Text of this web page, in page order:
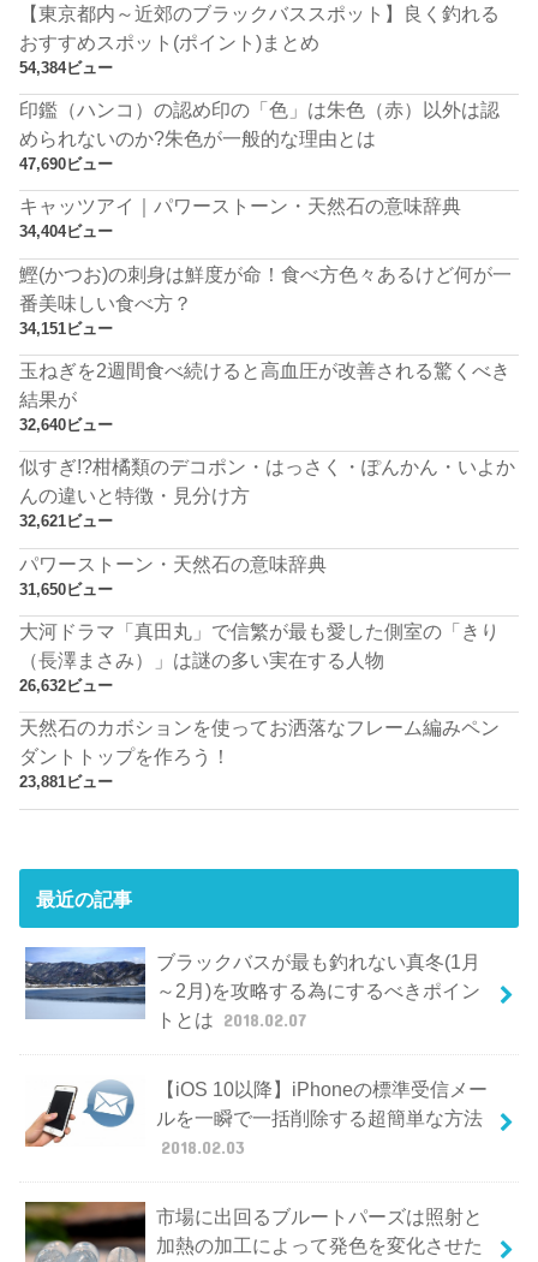
【東京都内～近郊のブラックバススポット】良く釣れる
おすすめスポット(ポイント)まとめ
54,384ビュー
印鑑（ハンコ）の認め印の「色」は朱色（赤）以外は認
められないのか?朱色が一般的な理由とは
47,690ビュー
キャッツアイ｜パワーストーン・天然石の意味辞典
34,404ビュー
鰹(かつお)の刺身は鮮度が命！食べ方色々あるけど何が一
番美味しい食べ方？
34,151ビュー
玉ねぎを2週間食べ続けると高血圧が改善される驚くべき
結果が
32,640ビュー
似すぎ!?柑橘類のデコポン・はっさく・ぽんかん・いよか
んの違いと特徴・見分け方
32,621ビュー
パワーストーン・天然石の意味辞典
31,650ビュー
大河ドラマ「真田丸」で信繁が最も愛した側室の「きり
（長澤まさみ）」は謎の多い実在する人物
26,632ビュー
天然石のカボションを使ってお洒落なフレーム編みペン
ダントトップを作ろう！
23,881ビュー
最近の記事
ブラックバスが最も釣れない真冬(1月
～2月)を攻略する為にするべきポイン
トとは 2018.02.07
【iOS 10以降】iPhoneの標準受信メー
ルを一瞬で一括削除する超簡単な方法
2018.02.03
市場に出回るブルートパーズは照射と
加熱の加工によって発色を変化させた